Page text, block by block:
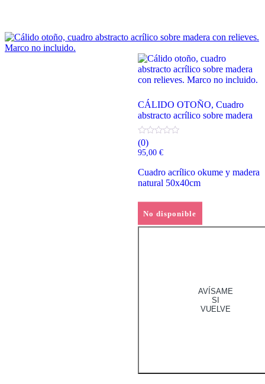
No disponible
CÁLIDO OTOÑO, Cuadro
abstracto acrílico sobre madera
(0)
95,00 €
Cuadro acrílico okume y madera
natural 50x40cm
Leer más
AVÍSAME
SI
VUELVE